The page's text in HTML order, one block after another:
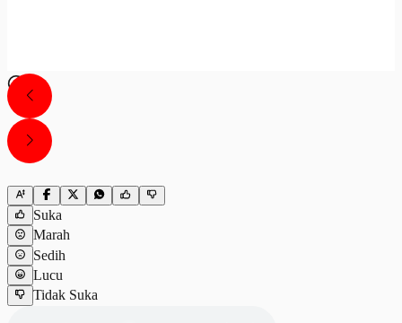
Suka
Marah
Sedih
Lucu
Tidak Suka